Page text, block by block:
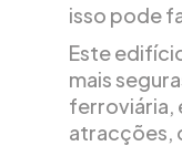
isso pode
Este
mais
ferroviária,
atracções,